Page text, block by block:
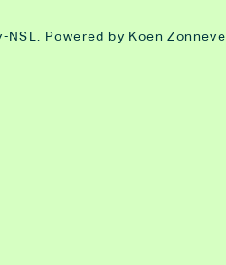
NSL. Powered by Koen